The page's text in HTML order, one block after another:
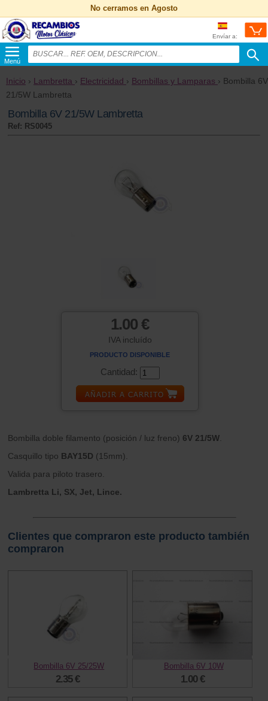
No cerramos en Agosto
Envíar a:
Menú
Inicio › Lambretta › Electricidad › Bombillas y Lamparas › Bombilla 6V
21/5W Lambretta
Bombilla 6V 21/5W Lambretta
Ref: RS0045
1.00 €
IVA incluído
PRODUCTO DISPONIBLE
Cantidad:
Bombilla doble filamento (posición / luz freno) 6V 21/5W
Casquillo tipo BAY15D (15mm).
Valida para piloto trasero.
Lambretta Li, SX, Jet, Lince.
Clientes que compraron este producto también
compraron
Bombilla 6V 25/25W
2.35 €
Bombilla 6V 10W
1.00 €